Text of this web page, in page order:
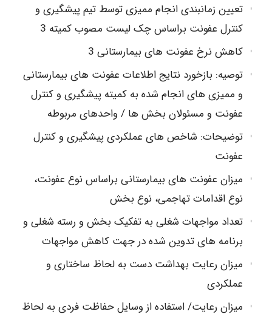
تعیین زمانبندی انجام ممیزی توسط تیم پیشگیری و
کنترل عفونت براساس چک لیست مصوب کمیته 3
کاهش نرخ عفونت های بیمارستانی 3
توصیه: بازخورد نتایج اطلاعات عفونت های بیمارستانی
و ممیزی های انجام شده به کمیته پیشگیری و کنترل
عفونت و مسئولان بخش ها / واحدهای مربوطه
توضیحات: شاخص های عملکردی پیشگیری و کنترل
عفونت
میزان عفونت های بیمارستانی براساس نوع عفونت،
نوع اقدامات تهاجمی، نوع بخش
تعداد مواجهات شغلی به تفکیک بخش و رسته شغلی و
برنامه های تدوین شده در جهت کاهش مواجهات
میزان رعایت بهداشت دست به لحاظ ساختاری و
عملکردی
میزان رعایت/ استفاده از وسایل حفاظت فردی به لحاظ